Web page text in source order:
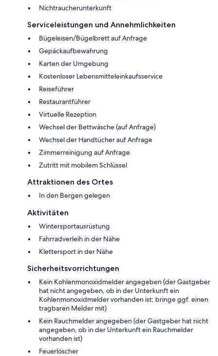
Nichtraucherunterkunft
Serviceleistungen und Annehmlichkeiten
Bügeleisen/Bügelbrett auf Anfrage
Gepäckaufbewahrung
Karten der Umgebung
Kostenloser Lebensmitteleinkaufsservice
Reiseführer
Restaurantführer
Virtuelle Rezeption
Wechsel der Bettwäsche (auf Anfrage)
Wechsel der Handtücher auf Anfrage
Zimmerreinigung auf Anfrage
Zutritt mit mobilem Schlüssel
Attraktionen des Ortes
In den Bergen gelegen
Aktivitäten
Wintersportausrüstung
Fahrradverleih in der Nähe
Klettersport in der Nähe
Sicherheitsvorrichtungen
Kein Kohlenmonoxidmelder angegeben (der Gastgeber
hat nicht angegeben, ob in der Unterkunft ein
Kohlenmonoxidmelder vorhanden ist; bringe ggf. einen
tragbaren Melder mit)
Kein Rauchmelder angegeben (der Gastgeber hat nicht
angegeben, ob in der Unterkunft ein Rauchmelder
vorhanden ist)
Feuerlöscher